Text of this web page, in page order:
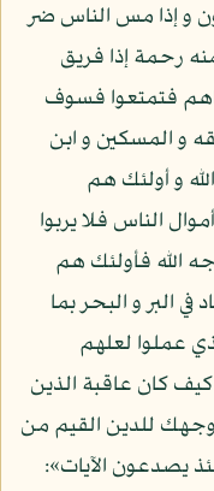
و إذا مس الناس ضر
رحمة إذا فريق
فتمتعوا فسوف
و المسكين و ابن
و أولئك هم
الناس فلا يربوا
الله فأولئك هم
البر و البحر بما
عملوا لعلهم
كان عاقبة الذين
للدين القيم من
يصدعون الآيات»: